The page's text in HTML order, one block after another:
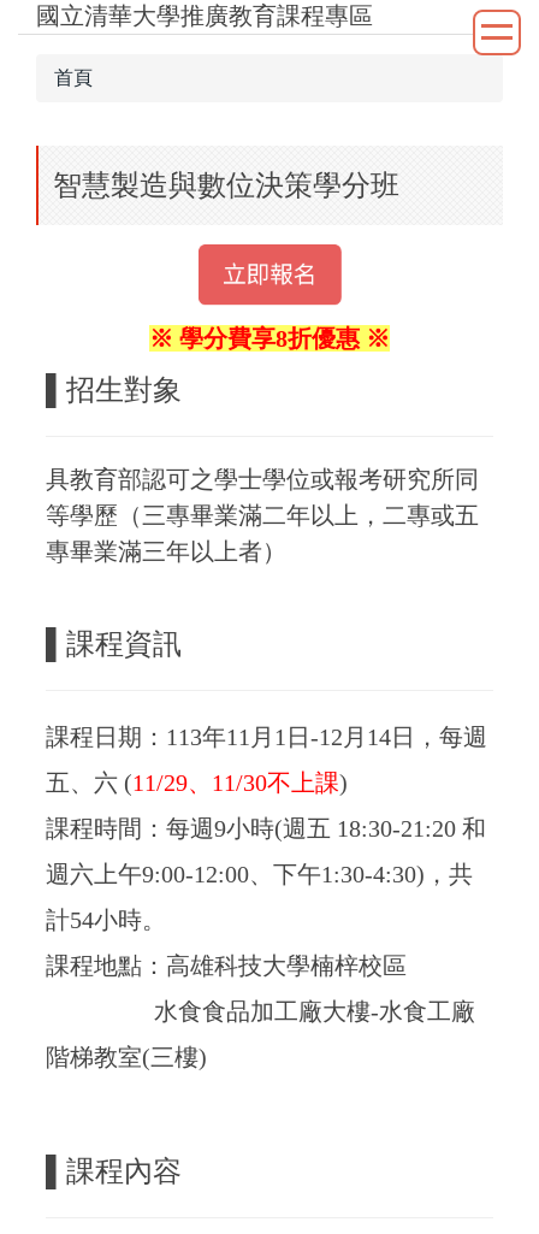
國立清華大學推廣教育課程專區
首頁
智慧製造與數位決策學分班
※ 學分費享8折優惠 ※
招生對象
具教育部認可之學士學位或報考研究所同
等學歷（三專畢業滿二年以上，二專或五
專畢業滿三年以上者）
課程資訊
課程日期：113年11月1日-12月14日，每週
五、六 (11/29、11/30不上課)
課程時間：每週9小時(週五 18:30-21:20 和
週六上午9:00-12:00、下午1:30-4:30)，共
計54小時。
課程地點：高雄科技大學楠梓校區
水食食品加工廠大樓-水食工廠
階梯教室(三樓)
課程內容